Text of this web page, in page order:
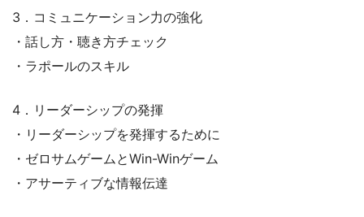
3．コミュニケーション力の強化
・話し方・聴き方チェック
・ラポールのスキル
4．リーダーシップの発揮
・リーダーシップを発揮するために
・ゼロサムゲームとWin-Winゲーム
・アサーティブな情報伝達